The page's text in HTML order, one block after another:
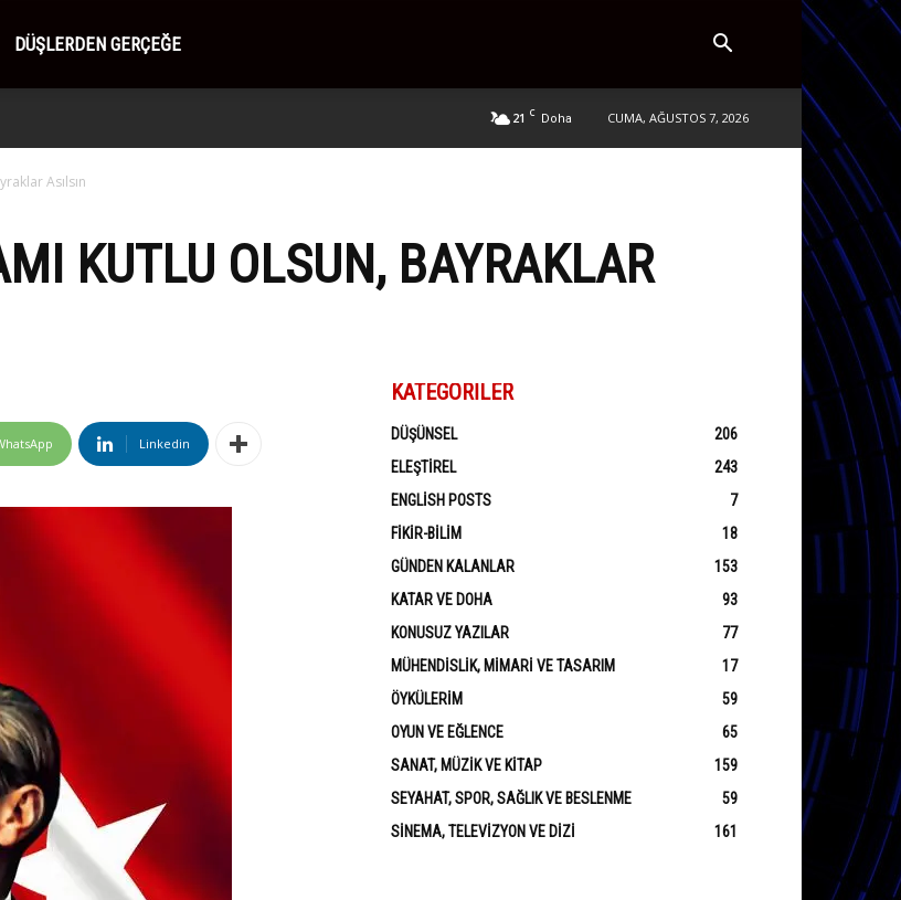
DÜŞLERDEN GERÇEĞE
21 C Doha CUMA, AĞUSTOS 7, 2026
Asılsın
KUTLU OLSUN, BAYRAKLAR
Linkedin
KATEGORILER
DÜŞÜNSEL
206
ELEŞTIREL
243
ENGLISH POSTS
7
FIKIR-BILIM
18
GÜNDEN KALANLAR
153
KATAR VE DOHA
93
KONUSUZ YAZILAR
77
MÜHENDISLIK, MIMARI VE TASARIM
17
ÖYKÜLERIM
59
OYUN VE EĞLENCE
65
SANAT, MÜZIK VE KITAP
159
SEYAHAT, SPOR, SAĞLIK VE BESLENME
59
SINEMA, TELEVIZYON VE DIZI
161